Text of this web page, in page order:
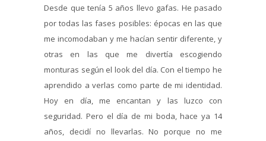
Desde que tenía 5 años llevo gafas. He pasado
por todas las fases posibles: épocas en las que
me incomodaban y me hacían sentir diferente, y
otras en las que me divertía escogiendo
monturas según el look del día. Con el tiempo he
aprendido a verlas como parte de mi identidad.
Hoy en día, me encantan y las luzco con
seguridad. Pero el día de mi boda, hace ya 14
años, decidí no llevarlas. No porque no me